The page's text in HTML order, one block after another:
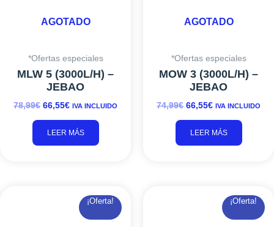
AGOTADO
*Ofertas especiales
MLW 5 (3000L/H) –
JEBAO
78,99€ 66,55€ IVA INCLUIDO
LEER MÁS
AGOTADO
*Ofertas especiales
MOW 3 (3000L/H) –
JEBAO
74,99€ 66,55€ IVA INCLUIDO
LEER MÁS
¡Oferta!
PRECIO
ORIGINAL
PRECIO
ACTUAL
¡Oferta!
DE
PRECIOS: